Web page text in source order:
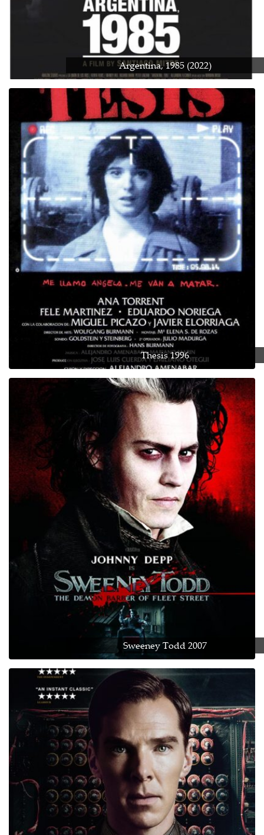
Argentina, 1985 (2022)
Thesis 1996
Sweeney Todd 2007